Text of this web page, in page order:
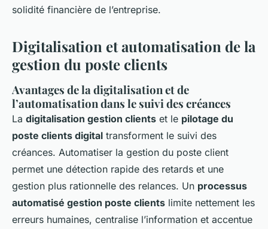
solidité financière de l’entreprise.
Digitalisation et automatisation de la
gestion du poste clients
Avantages de la digitalisation et de
l’automatisation dans le suivi des créances
La digitalisation gestion clients et le pilotage du
poste clients digital transforment le suivi des
créances. Automatiser la gestion du poste client
permet une détection rapide des retards et une
gestion plus rationnelle des relances. Un processus
automatisé gestion poste clients limite nettement les
erreurs humaines, centralise l’information et accentue